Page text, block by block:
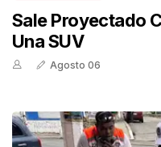
Sale Proyectado
Una SUV
Agosto 06